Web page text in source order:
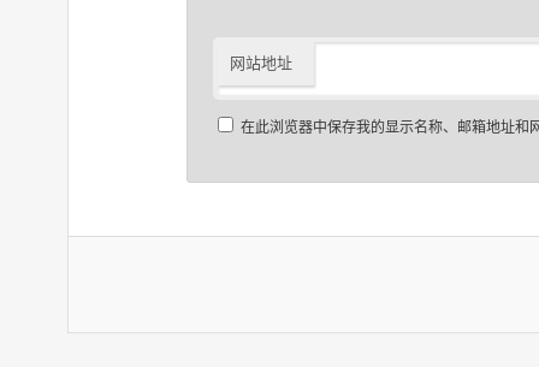
网站地址
在此浏览器中保存我的显示名称、邮箱地址和